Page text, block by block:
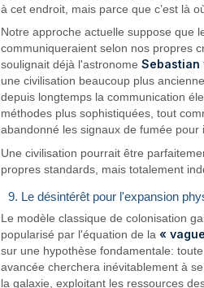
à cet endroit, mais parce que c’est là
Notre approche actuelle suppose que
communiqueraient selon nos propres
soulignait déjà l'astronomeSebastian
une civilisation beaucoup plus
depuis longtemps la communication
méthodes plus sophistiquées, tout
abandonné les signaux de fumée pour
Une civilisation pourrait être
propres standards, mais totalement
9. Le désintérêt pour l'expansion
Le modèle classique de colonisation
popularisé par l'équation de la«
sur une hypothèse fondamentale:
avancée cherchera inévitablement à
la galaxie, exploitant les ressources